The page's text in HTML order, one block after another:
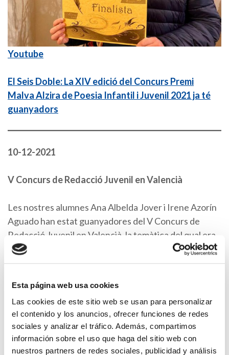
Esta página web usa cookies
Las cookies de este sitio web se usan para personalizar
el contenido y los anuncios, ofrecer funciones de redes
sociales y analizar el tráfico. Además, compartimos
información sobre el uso que haga del sitio web con
nuestros partners de redes sociales, publicidad y análisis
Youtube
El Seis Doble: La XIV edició del Concurs Premi
Malva Alzira de Poesia Infantil i Juvenil 2021 ja té
guanyadors
10-12-2021
V Concurs de Redacció Juvenil en Valencià
Les nostres alumnes Ana Albelda Jover i Irene Azorín
Aguado han estat guanyadores del V Concurs de
Redacció Juvenil en Valencià, la temàtica del qual era
“Històries per a representar…S’alça el teló!”Ana
Albelda Jover ha obtingut el tercer premi de la
obtingut el primer premi de la categoria de 3r i 4t
d’ESO. Agraïm al alcalde Diego Gómez, al regidor de
cultura Alfred Aranda i a la técnica del SERVAL
Andrea Maravilla la seua presencia. ENHORABONA a
Ana i a Irene i a les seues families.